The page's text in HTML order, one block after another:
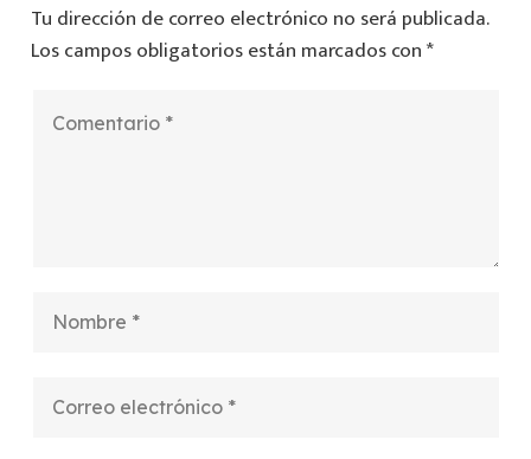
Tu dirección de correo electrónico no será publicada.
Los campos obligatorios están marcados con*